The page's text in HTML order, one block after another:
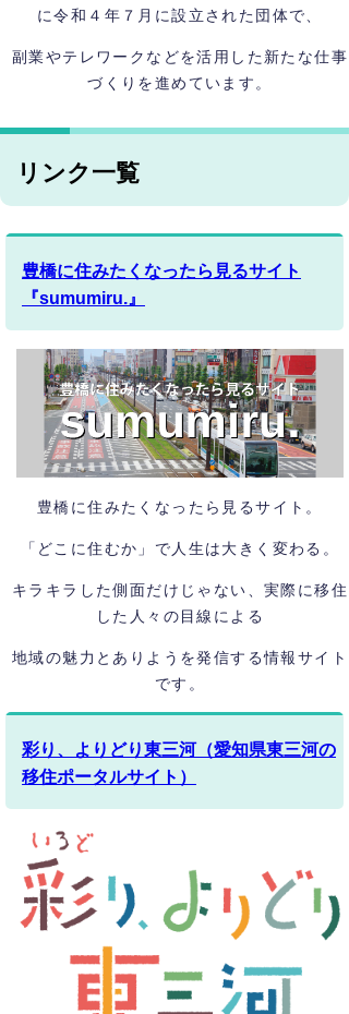
に令和４年７月に設立された団体で、
副業やテレワークなどを活用した新たな仕事
づくりを進めています。
リンク一覧
豊橋に住みたくなったら見るサイト
『sumumiru.』
豊橋に住みたくなったら見るサイト。
「どこに住むか」で人生は大きく変わる。
キラキラした側面だけじゃない、実際に移住
した人々の目線による
地域の魅力とありようを発信する情報サイト
です。
彩り、よりどり東三河（愛知県東三河の
移住ポータルサイト）